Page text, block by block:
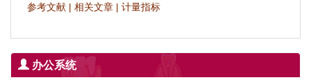
参考文献 | 相关文章 | 计量指标
办公系统